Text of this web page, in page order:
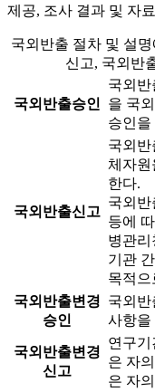
제공, 조사 결과 및 자
국외반출 절차 및 설
신고, 국외반
국외반출승인
국외반
을 국
승인을
국외반출신고
국외반
체자
한다.
국외반
등에
병관리
기관
목적으
국외반출변경
승인
국외반
사항을
국외반출변경
신고
연구
은 자
은 자